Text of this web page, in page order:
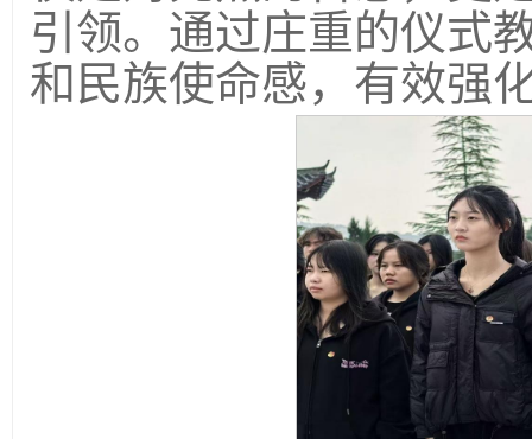
引领。通过庄重的仪式
和民族使命感，有效强